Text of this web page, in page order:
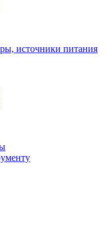
источники питания